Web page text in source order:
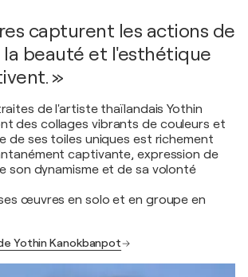
capturent les actions de
la beauté et l'esthétique
»
de l'artiste thaïlandais Yothin
des collages vibrants de couleurs et
de ses toiles uniques est richement
captivante, expression de
son dynamisme et de sa volonté
œuvres en solo et en groupe en
Yothin Kanokbanpot